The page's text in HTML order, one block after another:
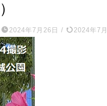
2024年7月26日 / 2024年7